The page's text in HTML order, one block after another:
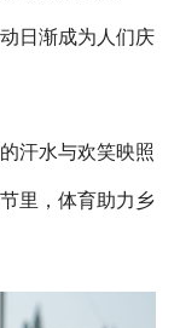
日渐成为人们庆
汗水与欢笑映照
里，体育助力乡